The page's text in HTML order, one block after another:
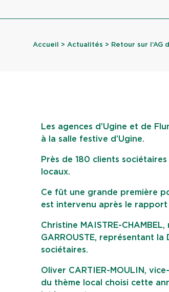
Accueil > Actualités > Retour sur l’AG
Les agences d’Ugine et de
à la salle festive d’Ugine.
Près de 180 clients
locaux.
Ce fût une grande première
est intervenu après le rapport
Christine MAISTRE-
GARROUSTE, représentant
sociétaires.
Oliver CARTIER-MOULIN,
du thème local choisi cette